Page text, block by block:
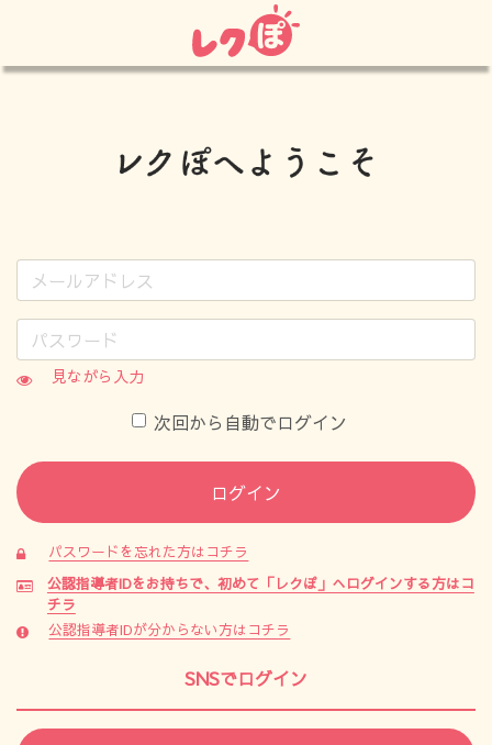
見ながら入力
次回から自動でログイン
ログイン
パスワードを忘れた方はコチラ
公認指導者IDをお持ちで、初めて「レクぽ」へログインする方はコ
チラ
公認指導者IDが分からない方はコチラ
SNSでログイン